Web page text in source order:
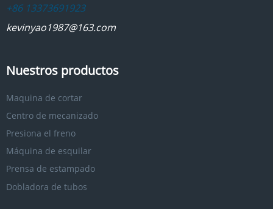
+86 13373691923
kevinyao1987@163.com
Nuestros productos
Maquina de cortar
Centro de mecanizado
Presiona el freno
Máquina de esquilar
Prensa de estampado
Dobladora de tubos